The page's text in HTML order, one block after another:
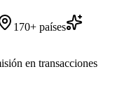
170+ países
en transacciones